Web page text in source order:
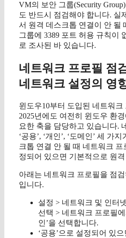
VM의 보안 그룹(Security
도 반드시 점검해야 합니다. 실
서 원격 데스크톱 연결이 안 될
그룹에 3389 포트 허용 규칙이
로 조사된 바 있습니다.
네트워크 프로필 점
네트워크 설정의 영
윈도우10부터 도입된 네트워크
2025년에도 여전히 윈도우 환
요한 축을 담당하고 있습니다.
‘공용’, ‘개인’, ‘도메인’ 세 가
크톱 연결 안 될 때 네트워크 프
정되어 있으면 기본적으로 원
아래는 네트워크 프로필을 점
입니다.
설정 > 네트워크 및 인터
선택 > 네트워크 프로필에
인’을 선택합니다.
‘공용’으로 설정되어 있